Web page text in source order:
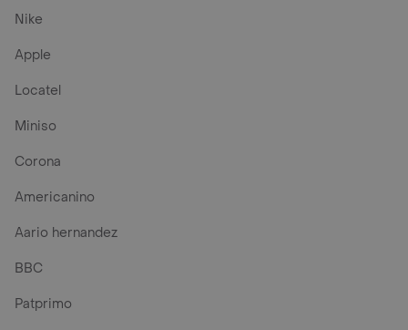
Nike
Apple
Locatel
Miniso
Corona
Americanino
Aario hernandez
BBC
Patprimo